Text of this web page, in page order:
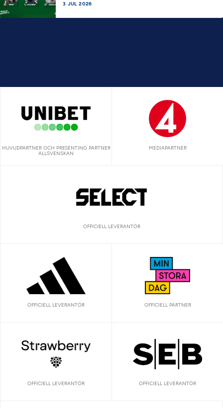
3 JUL 2026
HUVUDPARTNER OCH PRESENTING PARTNER
ALLSVENSKAN
MEDIAPARTNER
OFFICIELL LEVERANTÖR
OFFICIELL LEVERANTÖR OFFICIELL PARTNER
OFFICIELL LEVERANTÖR OFFICIELL LEVERANTÖR